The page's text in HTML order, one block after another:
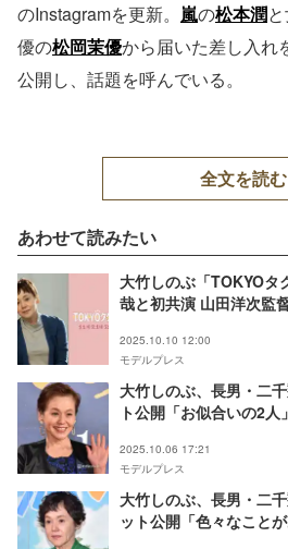
のInstagramを更新。 嵐の松本潤
優の松岡茉優から届いた差し入れ
公開し、話題を呼んでいる。
全文を読む
あわせて読みたい
大竹しのぶ「TOKYOタ
哉と初共演 山田洋次監
2025.10.10 12:00
モデルプレス
大竹しのぶ、長男・二
ト公開「お似合いの2
2025.10.06 17:21
モデルプレス
大竹しのぶ、長男・二
ット公開「色々なこと